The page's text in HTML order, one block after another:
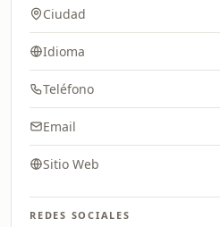
Ciudad
Idioma
Teléfono
Email
Sitio Web
REDES SOCIALES